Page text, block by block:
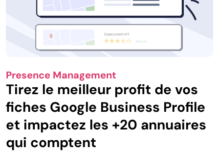
Presence Management
Tirez le meilleur profit de vos
fiches Google Business Profile
et impactez les +20 annuaires
qui comptent